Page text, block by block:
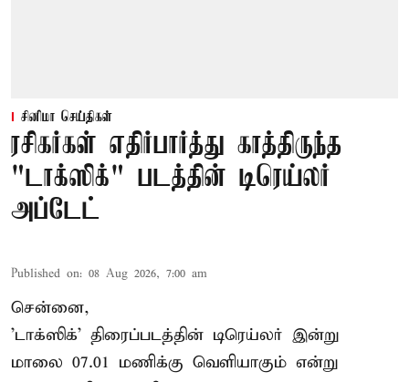
சினிமா செய்திகள்
ரசிகர்கள் எதிர்பார்த்து காத்திருந்த
"டாக்ஸிக்" படத்தின் டிரெய்லர்
அப்டேட்
Published on: 08 Aug 2026, 7:00 am
சென்னை,
'டாக்ஸிக்' திரைப்படத்தின் டிரெய்லர் இன்று
மாலை 07.01 மணிக்கு வெளியாகும் என்று